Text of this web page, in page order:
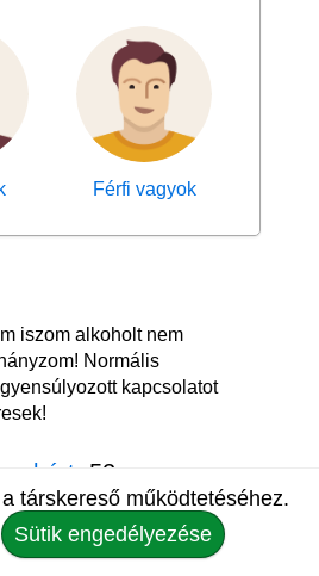
Férfi vagyok
iszom alkoholt nem
Normális
kapcsolatot
, 52
Hajdúböszörmény
nézd meg az adatlapját
társkereső működtetéséhez.
Sütik engedélyezése